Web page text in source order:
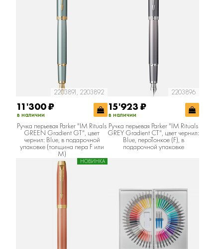
2203891, 2203892
11'300₽
в наличии
Ручка перьевая Parker "IM Rituals
GREEN Gradient GT", цвет
чернил: Blue, в подарочной
упаковке (толщина пера F или
M)
2203896
15'923 ₽
в наличии
Ручка перьевая Parker "IM Rituals
GREY Gradient CT", цвет чернил:
Blue, пероТонкое (F), в
подарочной упаковке
НОВИНКА